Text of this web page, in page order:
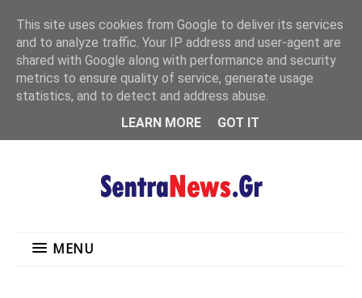
MENU
MENU
This site uses cookies from Google to deliver its services
and to analyze traffic. Your IP address and user-agent are
shared with Google along with performance and security
metrics to ensure quality of service, generate usage
statistics, and to detect and address abuse.
LEARN MORE
GOT IT